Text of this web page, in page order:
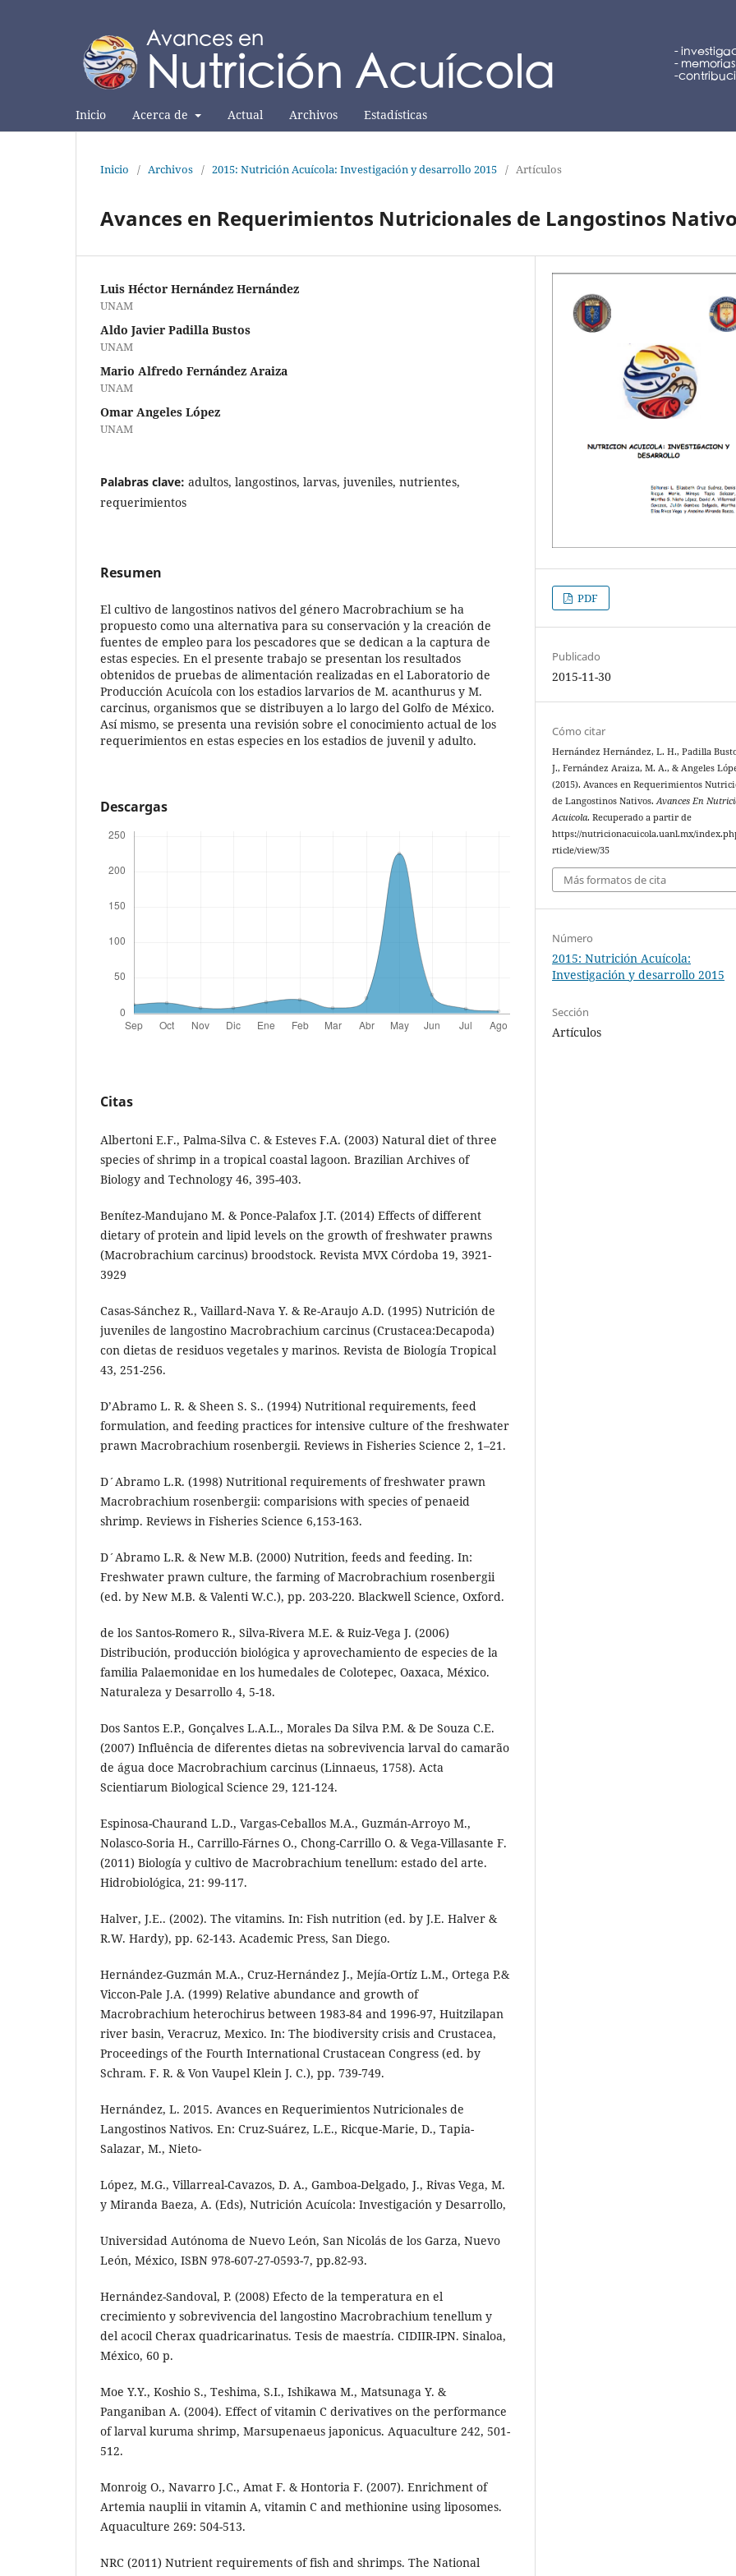
Inicio Acerca de Actual Archivos Estadísticas
Inicio / Archivos / 2015: Nutrición Acuícola: Investigación y desarrollo 2015 / Artículos
Avances en Requerimientos Nutricionales de Langostinos
Luis Héctor Hernández Hernández
UNAM
Aldo Javier Padilla Bustos
UNAM
Mario Alfredo Fernández Araiza
UNAM
Omar Angeles López
UNAM
Palabras clave: adultos, langostinos, larvas, juveniles, nutrientes,
requerimientos
Resumen
El cultivo de langostinos nativos del género Macrobrachium se ha
propuesto como una alternativa para su conservación y la creación de
fuentes de empleo para los pescadores que se dedican a la captura de
estas especies. En el presente trabajo se presentan los resultados
obtenidos de pruebas de alimentación realizadas en el Laboratorio de
Producción Acuícola con los estadios larvarios de M. acanthurus y M.
carcinus, organismos que se distribuyen a lo largo del Golfo de México.
Así mismo, se presenta una revisión sobre el conocimiento actual de los
requerimientos en estas especies en los estadios de juvenil y adulto.
Descargas
Citas
Albertoni E.F., Palma-Silva C. & Esteves F.A. (2003) Natural diet of three
species of shrimp in a tropical coastal lagoon. Brazilian Archives of
Biology and Technology 46, 395-403.
Benítez-Mandujano M. & Ponce-Palafox J.T. (2014) Effects of different
dietary of protein and lipid levels on the growth of freshwater prawns
(Macrobrachium carcinus) broodstock. Revista MVX Córdoba 19, 3921-
3929
Casas-Sánchez R., Vaillard-Nava Y. & Re-Araujo A.D. (1995) Nutrición de
juveniles de langostino Macrobrachium carcinus (Crustacea:Decapoda)
con dietas de residuos vegetales y marinos. Revista de Biología Tropical
43, 251-256.
D’Abramo L. R. & Sheen S. S.. (1994) Nutritional requirements, feed
formulation, and feeding practices for intensive culture of the freshwater
prawn Macrobrachium rosenbergii. Reviews in Fisheries Science 2, 1–21.
D´Abramo L.R. (1998) Nutritional requirements of freshwater prawn
Macrobrachium rosenbergii: comparisions with species of penaeid
shrimp. Reviews in Fisheries Science 6,153-163.
D´Abramo L.R. & New M.B. (2000) Nutrition, feeds and feeding. In:
Freshwater prawn culture, the farming of Macrobrachium rosenbergii
(ed. by New M.B. & Valenti W.C.), pp. 203-220. Blackwell Science, Oxford.
de los Santos-Romero R., Silva-Rivera M.E. & Ruiz-Vega J. (2006)
Distribución, producción biológica y aprovechamiento de especies de la
familia Palaemonidae en los humedales de Colotepec, Oaxaca, México.
Naturaleza y Desarrollo 4, 5-18.
Dos Santos E.P., Gonçalves L.A.L., Morales Da Silva P.M. & De Souza C.E.
(2007) Influência de diferentes dietas na sobrevivencia larval do camarão
de água doce Macrobrachium carcinus (Linnaeus, 1758). Acta
Scientiarum Biological Science 29, 121-124.
Espinosa-Chaurand L.D., Vargas-Ceballos M.A., Guzmán-Arroyo M.,
Nolasco-Soria H., Carrillo-Fárnes O., Chong-Carrillo O. & Vega-Villasante F.
(2011) Biología y cultivo de Macrobrachium tenellum: estado del arte.
Hidrobiológica, 21: 99-117.
Halver, J.E.. (2002). The vitamins. In: Fish nutrition (ed. by J.E. Halver &
R.W. Hardy), pp. 62-143. Academic Press, San Diego.
Hernández-Guzmán M.A., Cruz-Hernández J., Mejía-Ortíz L.M., Ortega P.&
Viccon-Pale J.A. (1999) Relative abundance and growth of
Macrobrachium heterochirus between 1983-84 and 1996-97, Huitzilapan
river basin, Veracruz, Mexico. In: The biodiversity crisis and Crustacea,
Proceedings of the Fourth International Crustacean Congress (ed. by
Schram. F. R. & Von Vaupel Klein J. C.), pp. 739-749.
Hernández, L. 2015. Avances en Requerimientos Nutricionales de
Langostinos Nativos. En: Cruz-Suárez, L.E., Ricque-Marie, D., Tapia-
Salazar, M., Nieto-
López, M.G., Villarreal-Cavazos, D. A., Gamboa-Delgado, J., Rivas Vega, M.
y Miranda Baeza, A. (Eds), Nutrición Acuícola: Investigación y Desarrollo,
Universidad Autónoma de Nuevo León, San Nicolás de los Garza, Nuevo
León, México, ISBN 978-607-27-0593-7, pp.82-93.
Hernández-Sandoval, P. (2008) Efecto de la temperatura en el
crecimiento y sobrevivencia del langostino Macrobrachium tenellum y
del acocil Cherax quadricarinatus. Tesis de maestría. CIDIIR-IPN. Sinaloa,
México, 60 p.
Moe Y.Y., Koshio S., Teshima, S.I., Ishikawa M., Matsunaga Y. &
Panganiban A. (2004). Effect of vitamin C derivatives on the performance
of larval kuruma shrimp, Marsupenaeus japonicus. Aquaculture 242, 501-
512.
Monroig O., Navarro J.C., Amat F. & Hontoria F. (2007). Enrichment of
Artemia nauplii in vitamin A, vitamin C and methionine using liposomes.
Aquaculture 269: 504-513.
NRC (2011) Nutrient requirements of fish and shrimps. The National
PDF
Publicado
2015-11-30
Cómo citar
Hernández Hernández, L. H., Padilla
J., Fernández Araiza, M. A., & Angeles
(2015). Avances en Requerimientos
de Langostinos Nativos.Avances En
Acuicola. Recuperado a partir de
https://nutricionacuicola.uanl.mx/
rticle/view/35
Más formatos de cita
Número
2015: Nutrición Acuícola:
Investigación y desarrollo 2015
Sección
Artículos